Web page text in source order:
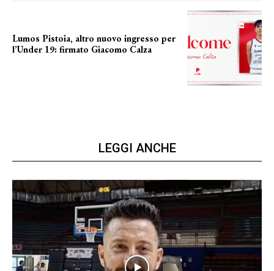
Lumos Pistoia, altro nuovo ingresso per
l’Under 19: firmato Giacomo Calza
LEGGI ANCHE